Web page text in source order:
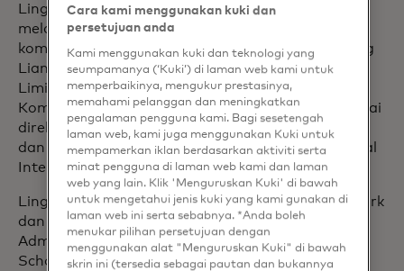
Ling Hai telah membangun rekam jejak dalam
melayani di dewan perusahaan dan nirlaba serta
komite dewan. Beliau adalah ketua Wan Shi Wang
Lian Network Technology, direktur Dewan Cuscal
Limited di Sydney dan menjabat sebagai anggota
Komite Risiko Dewan. Beliau juga menjabat sebagai
direktur Komite Nasional Hubungan AS-Tiongkok
dan anggota dewan penasihat senior CDIB Capital
International di Hong Kong.
Ling Hai lulus dari College of Saint Rose di New York
dan memperoleh gelar Master of Business
Administration dari University of Chicago, Booth
School of Business.
Cara kami menggunakan kuki dan
persetujuan anda
Kami menggunakan kuki dan teknologi yang
seumpamanya (‘Kuki’) di laman web kami untuk
memperbaikinya, mengukur prestasinya,
memahami pelanggan dan meningkatkan
pengalaman pengguna kami. Bagi sesetengah
laman web, kami juga menggunakan Kuki untuk
mempamerkan iklan berdasarkan aktiviti serta
minat pengguna di laman web kami dan laman
web yang lain. Klik 'Menguruskan Kuki' di bawah
untuk mengetahui jenis kuki yang kami gunakan di
laman web ini serta sebabnya. *Anda boleh
menukar pilihan persetujuan dengan
menggunakan alat "Menguruskan Kuki" di bawah
skrin ini (tersedia sebagai pautan dan bukannya